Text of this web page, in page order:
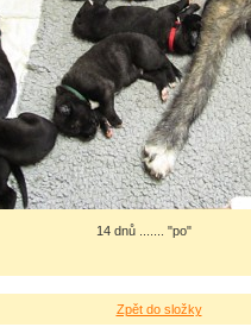
14 dnů ....... "po"
Zpět do složky